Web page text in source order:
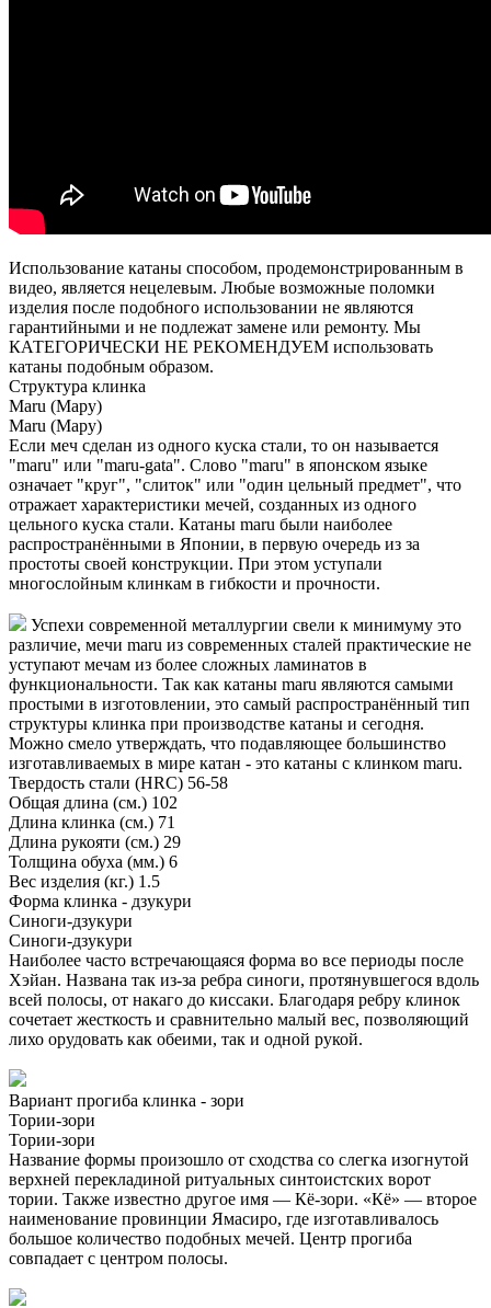
Использование катаны способом, продемонстрированным в
видео, является нецелевым. Любые возможные поломки
изделия после подобного использовании не являются
гарантийными и не подлежат замене или ремонту. Мы
КАТЕГОРИЧЕСКИ НЕ РЕКОМЕНДУЕМ использовать
катаны подобным образом.
Структура клинка
Maru (Мару)
Maru (Мару)
Если меч сделан из одного куска стали, то он называется
"maru" или "maru-gata". Слово "maru" в японском языке
означает "круг", "слиток" или "один цельный предмет", что
отражает характеристики мечей, созданных из одного
цельного куска стали. Катаны maru были наиболее
распространёнными в Японии, в первую очередь из за
простоты своей конструкции. При этом уступали
многослойным клинкам в гибкости и прочности.
Успехи современной металлургии свели к минимуму это
различие, мечи maru из современных сталей практические не
уступают мечам из более сложных ламинатов в
функциональности. Так как катаны maru являются самыми
простыми в изготовлении, это самый распространённый тип
структуры клинка при производстве катаны и сегодня.
Можно смело утверждать, что подавляющее большинство
изготавливаемых в мире катан - это катаны с клинком maru.
Твердость стали (HRC) 56-58
Общая длина (см.) 102
Длина клинка (см.) 71
Длина рукояти (см.) 29
Толщина обуха (мм.) 6
Вес изделия (кг.) 1.5
Форма клинка - дзукури
Синоги-дзукури
Синоги-дзукури
Наиболее часто встречающаяся форма во все периоды после
Хэйан. Названа так из-за ребра синоги, протянувшегося вдоль
всей полосы, от накаго до киссаки. Благодаря ребру клинок
сочетает жесткость и сравнительно малый вес, позволяющий
лихо орудовать как обеими, так и одной рукой.
Вариант прогиба клинка - зори
Тории-зори
Тории-зори
Название формы произошло от сходства со слегка изогнутой
верхней перекладиной ритуальных синтоистских ворот
тории. Также известно другое имя — Кё-зори. «Кё» — второе
наименование провинции Ямасиро, где изготавливалось
большое количество подобных мечей. Центр прогиба
совпадает с центром полосы.